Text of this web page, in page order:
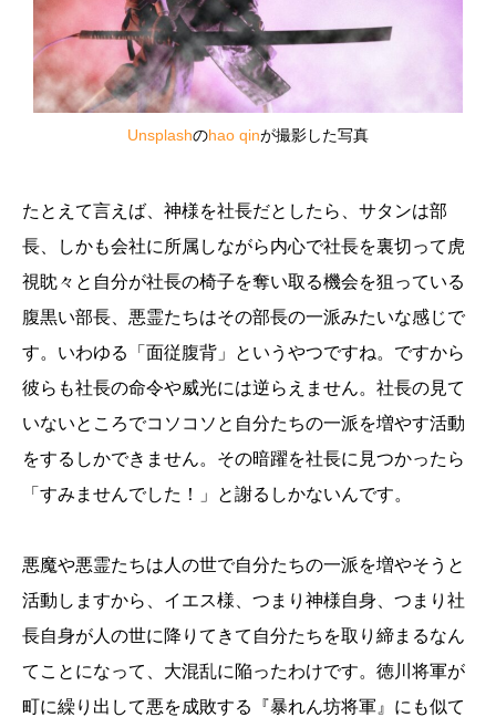
Unsplashのhao qinが撮影した写真
たとえて言えば、神様を社長だとしたら、サタンは部
長、しかも会社に所属しながら内心で社長を裏切って虎
視眈々と自分が社長の椅子を奪い取る機会を狙っている
腹黒い部長、悪霊たちはその部長の一派みたいな感じで
す。いわゆる「面従腹背」というやつですね。ですから
彼らも社長の命令や威光には逆らえません。社長の見て
いないところでコソコソと自分たちの一派を増やす活動
をするしかできません。その暗躍を社長に見つかったら
「すみませんでした！」と謝るしかないんです。
悪魔や悪霊たちは人の世で自分たちの一派を増やそうと
活動しますから、イエス様、つまり神様自身、つまり社
長自身が人の世に降りてきて自分たちを取り締まるなん
てことになって、大混乱に陥ったわけです。徳川将軍が
町に繰り出して悪を成敗する『暴れん坊将軍』にも似て